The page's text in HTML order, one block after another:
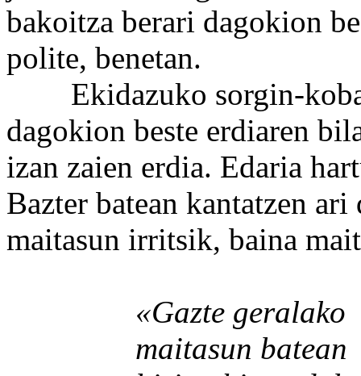
bakoitza berari dagokion
polite, benetan.
Ekidazuko sorgin-
dagokion beste erdiaren
izan zaien erdia. Edaria
Bazter batean kantatzen
maitasun irritsik, baina
«Gazte geralako
maitasun batean